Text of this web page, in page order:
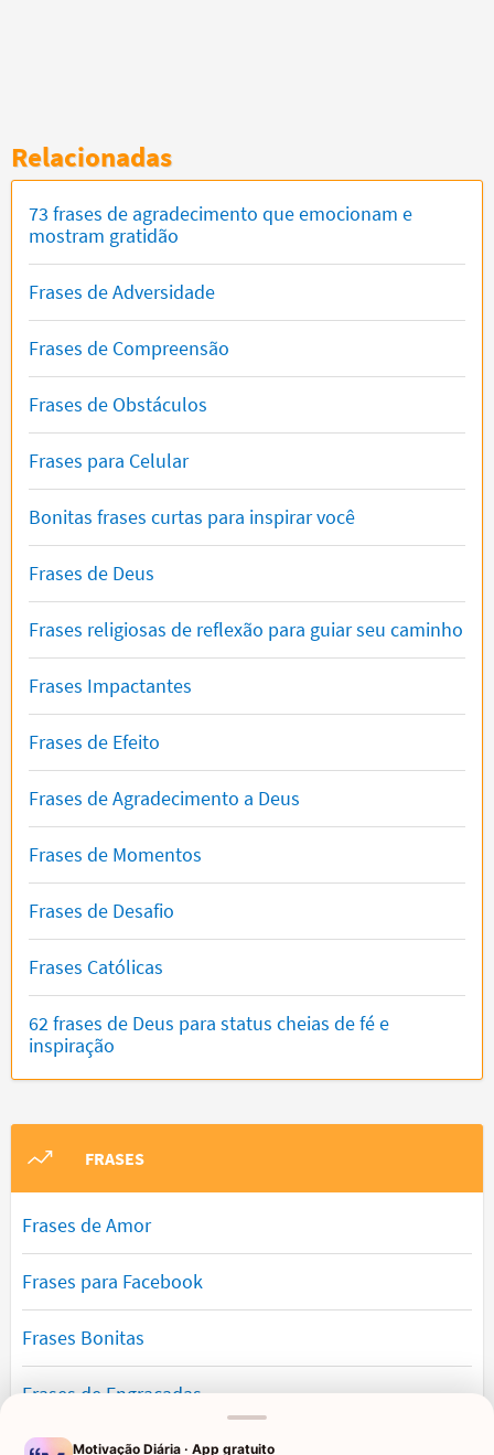
Relacionadas
73 frases de agradecimento que emocionam e
mostram gratidão
Frases de Adversidade
Frases de Compreensão
Frases de Obstáculos
Frases para Celular
Bonitas frases curtas para inspirar você
Frases de Deus
Frases religiosas de reflexão para guiar seu caminho
Frases Impactantes
Frases de Efeito
Frases de Agradecimento a Deus
Frases de Momentos
Frases de Desafio
Frases Católicas
62 frases de Deus para status cheias de fé e
inspiração
FRASES
Frases de Amor
Frases para Facebook
Frases Bonitas
Frases de Engraçadas
Motivação Diária · App gratuito